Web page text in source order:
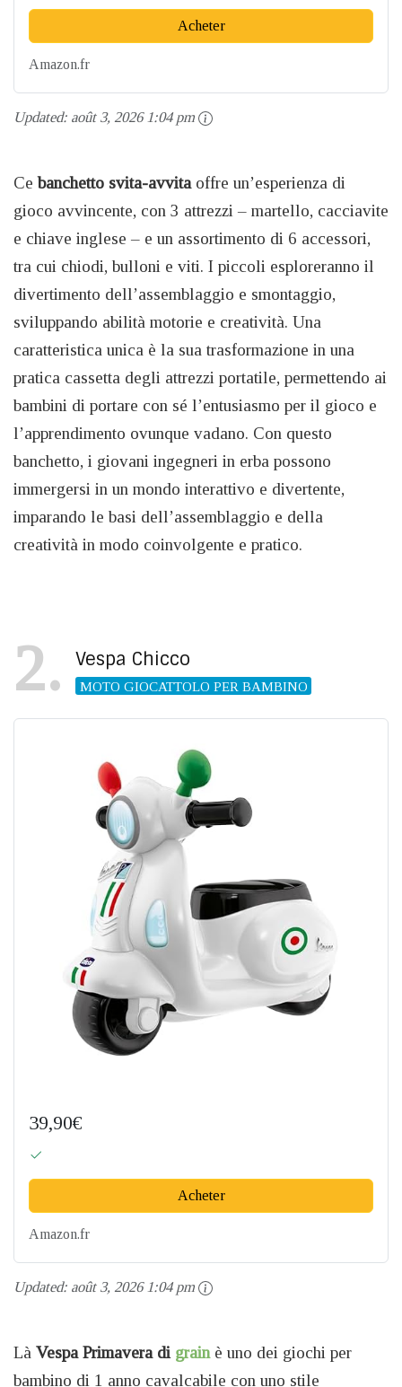
Acheter
Amazon.fr
Updated: août 3, 2026 1:04 pm
Cebanchetto svita-avvitaoffre un’esperienza di
gioco avvincente, con 3 attrezzi – martello, cacciavite
e chiave inglese – e un assortimento di 6 accessori,
tra cui chiodi, bulloni e viti. I piccoli esploreranno il
divertimento dell’assemblaggio e smontaggio,
sviluppando abilità motorie e creatività. Una
caratteristica unica è la sua trasformazione in una
pratica cassetta degli attrezzi portatile, permettendo ai
bambini di portare con sé l’entusiasmo per il gioco e
l’apprendimento ovunque vadano. Con questo
banchetto, i giovani ingegneri in erba possono
immergersi in un mondo interattivo e divertente,
imparando le basi dell’assemblaggio e della
creatività in modo coinvolgente e pratico.
2 Vespa Chicco
MOTO GIOCATTOLO PER BAMBINO
39,90€
Acheter
Amazon.fr
Updated: août 3, 2026 1:04 pm
Là Vespa Primavera di grain è uno dei giochi per
bambino di 1 anno cavalcabile con uno stile